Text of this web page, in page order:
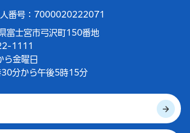
番号：7000020222071
富士宮市弓沢町150番地
1111
ら金曜日
分から午後5時15分